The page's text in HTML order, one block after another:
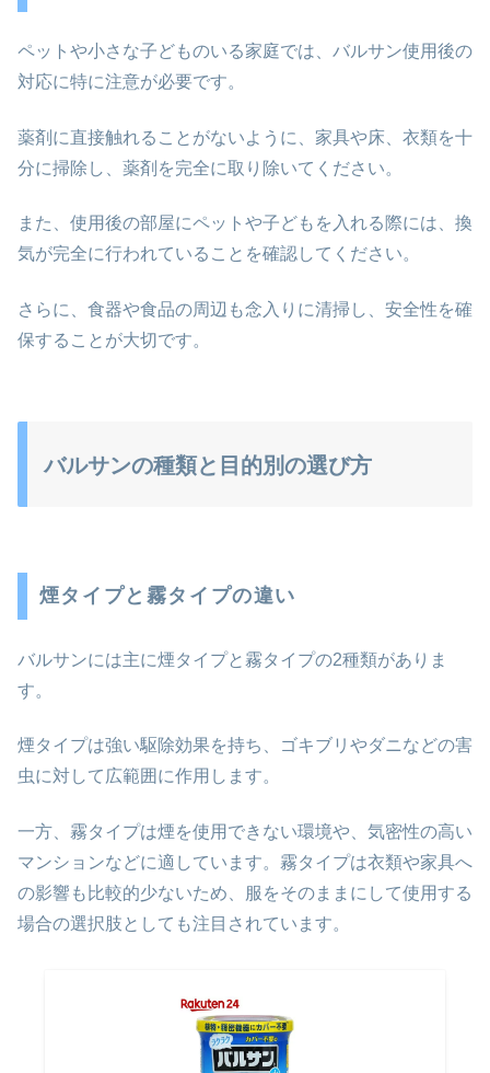
ペットや小さな子どものいる家庭では、バルサン使用後の
対応に特に注意が必要です。
薬剤に直接触れることがないように、家具や床、衣類を十
分に掃除し、薬剤を完全に取り除いてください。
また、使用後の部屋にペットや子どもを入れる際には、換
気が完全に行われていることを確認してください。
さらに、食器や食品の周辺も念入りに清掃し、安全性を確
保することが大切です。
バルサンの種類と目的別の選び方
煙タイプと霧タイプの違い
バルサンには主に煙タイプと霧タイプの2種類がありま
す。
煙タイプは強い駆除効果を持ち、ゴキブリやダニなどの害
虫に対して広範囲に作用します。
一方、霧タイプは煙を使用できない環境や、気密性の高い
マンションなどに適しています。霧タイプは衣類や家具へ
の影響も比較的少ないため、服をそのままにして使用する
場合の選択肢としても注目されています。